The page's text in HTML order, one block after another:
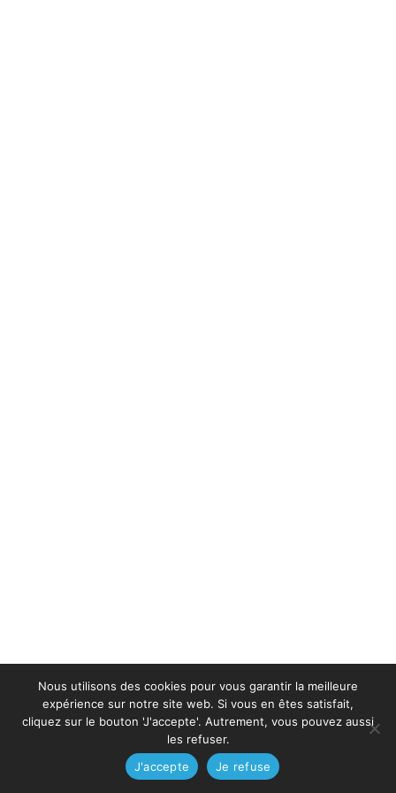
Nous utilisons des cookies pour vous garantir la meilleure
expérience sur notre site web. Si vous en êtes satisfait,
cliquez sur le bouton 'J'accepte'. Autrement, vous pouvez aussi
les refuser.
J'accepte
Je refuse